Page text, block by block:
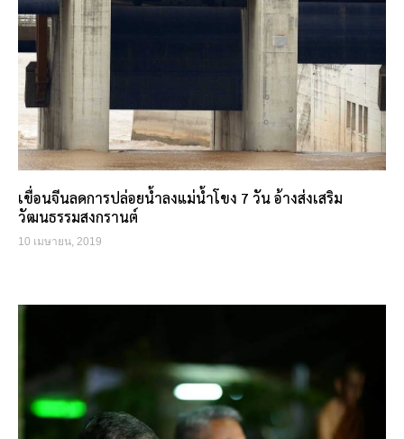
เขื่อนจีนลดการปล่อยน้ำลงแม่น้ำโขง 7 วัน อ้างส่งเสริม
วัฒนธรรมสงกรานต์
10 เมษายน, 2019